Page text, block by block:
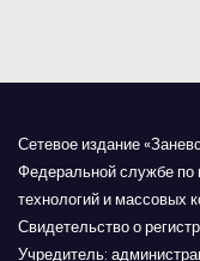
м
Сетевое издание
Федеральной службе по
технологий и массовых
Свидетельство о
Учредитель: